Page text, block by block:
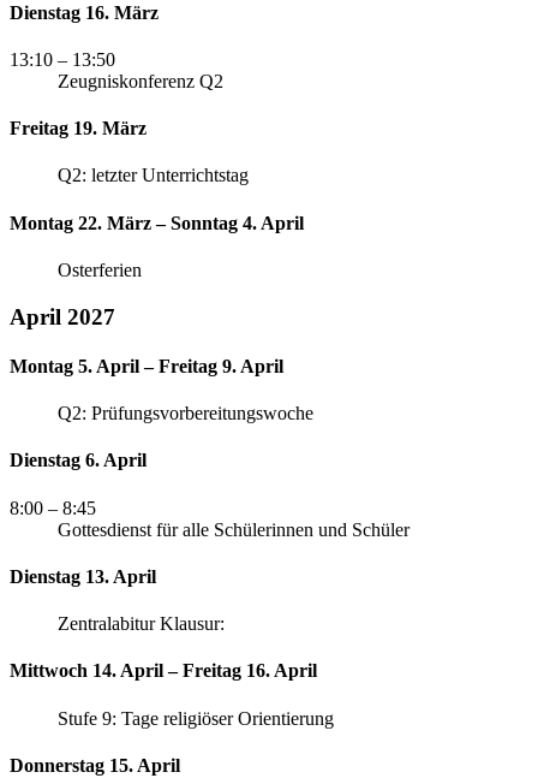
Dienstag 16. März
13:10 – 13:50
Zeugniskonferenz Q2
Freitag 19. März
Q2: letzter Unterrichtstag
Montag 22. März – Sonntag 4. April
Osterferien
April 2027
Montag 5. April – Freitag 9. April
Q2: Prüfungsvorbereitungswoche
Dienstag 6. April
8:00 – 8:45
Gottesdienst für alle Schülerinnen und Schüler
Dienstag 13. April
Zentralabitur Klausur:
Mittwoch 14. April – Freitag 16. April
Stufe 9: Tage religiöser Orientierung
Donnerstag 15. April